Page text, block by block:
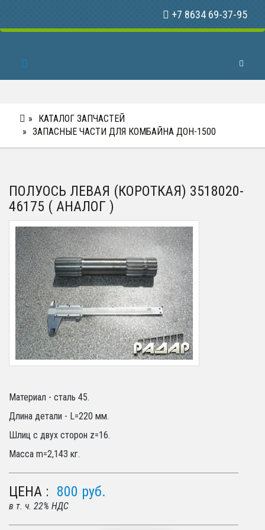
+7 8634 69-37-95
Toggle
КАТАЛОГ ЗАПЧАСТЕЙ
ЗАПАСНЫЕ ЧАСТИ ДЛЯ КОМБАЙНА ДОН-1500
ПОЛУОСЬ ЛЕВАЯ (КОРОТКАЯ) 3518020-
46175 ( АНАЛОГ )
Материал - сталь 45.
Длина детали - L=220 мм.
Шлиц с двух сторон z=16.
Масса m=2,143 кг.
ЦЕНА : 800 руб.
в т. ч. 22% НДС